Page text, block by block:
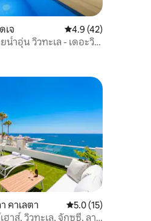
เจ คะแนนเฉลี่ย 4.9 จาก
4.9 (42)
น้ำอุ่น วิวทะเล - เดอะวิว
คาเลตา คะแนนเฉลี่ย 5.0 จาก
5.0 (15)
าส์, วิวทะเล, จักุซซี่, ลา